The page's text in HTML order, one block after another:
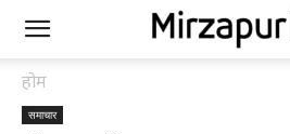
होम
समाचार